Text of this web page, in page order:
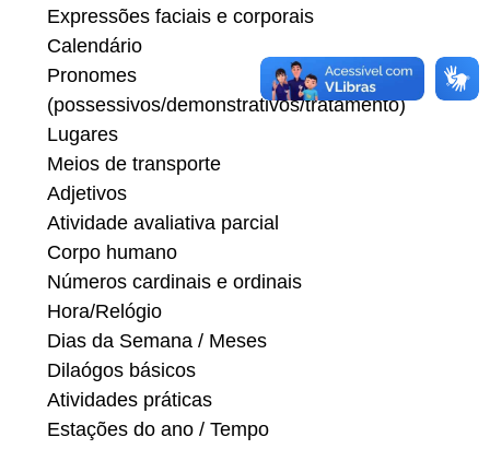
Expressões faciais e corporais
Calendário
Pronomes
(possessivos/demonstrativos/tratamento)
Lugares
Meios de transporte
Adjetivos
Atividade avaliativa parcial
Corpo humano
Números cardinais e ordinais
Hora/Relógio
Dias da Semana / Meses
Dilaógos básicos
Atividades práticas
Estações do ano / Tempo